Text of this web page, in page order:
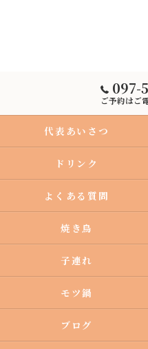
097-
ご予約はご
代表あいさつ
ドリンク
よくある質問
焼き鳥
子連れ
モツ鍋
ブログ